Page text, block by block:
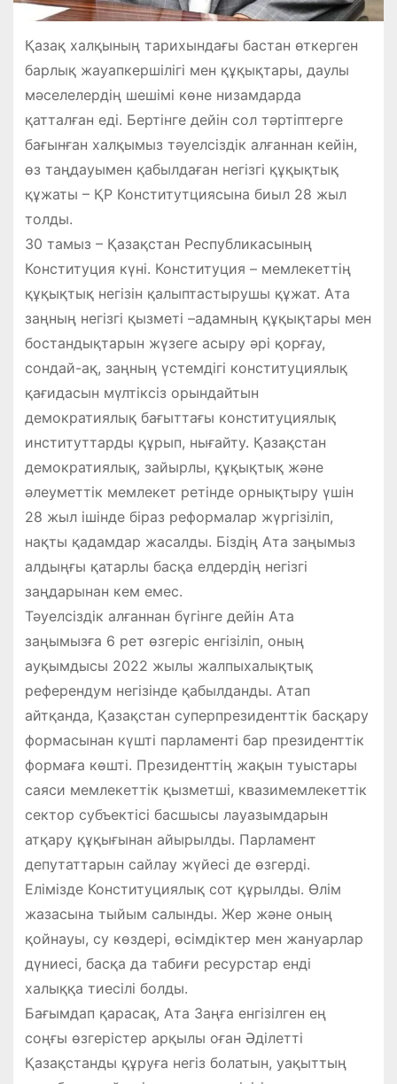
Қазақ халқының тарихындағы бастан өткерген
барлық жауапкершілігі мен құқықтары, даулы
мәселелердің шешімі көне низамдарда
қатталған еді. Бертінге дейін сол тәртіптерге
бағынған халқымыз тәуелсіздік алғаннан кейін,
өз таңдауымен қабылдаған негізгі құқықтық
құжаты – ҚР Конститутциясына биыл 28 жыл
толды.
30 тамыз – Қазақстан Республикасының
Конституция күні. Конституция – мемлекеттің
құқықтық негізін қалыптастырушы құжат. Ата
заңның негізгі қызметі –адамның құқықтары мен
бостандықтарын жүзеге асыру әрі қорғау,
сондай-ақ, заңның үстемдігі конституциялық
қағидасын мүлтіксіз орындайтын
демократиялық бағыттағы конституциялық
институттарды құрып, нығайту. Қазақстан
демократиялық, зайырлы, құқықтық және
әлеуметтік мемлекет ретінде орнықтыру үшін
28 жыл ішінде біраз реформалар жүргізіліп,
нақты қадамдар жасалды. Біздің Ата заңымыз
алдыңғы қатарлы басқа елдердің негізгі
заңдарынан кем емес.
Тәуелсіздік алғаннан бүгінге дейін Ата
заңымызға 6 рет өзгеріс енгізіліп, оның
ауқымдысы 2022 жылы жалпыхалықтық
референдум негізінде қабылданды. Атап
айтқанда, Қазақстан суперпрезиденттік басқару
формасынан күшті парламенті бар президенттік
формаға көшті. Президенттің жақын туыстары
саяси мемлекеттік қызметші, квазимемлекеттік
сектор субъектісі басшысы лауазымдарын
атқару құқығынан айырылды. Парламент
депутаттарын сайлау жүйесі де өзгерді.
Елімізде Конституциялық сот құрылды. Өлім
жазасына тыйым салынды. Жер және оның
қойнауы, су көздері, өсімдіктер мен жануарлар
дүниесі, басқа да табиғи ресурстар енді
халыққа тиесілі болды.
Бағымдап қарасақ, Ата Заңға енгізілген ең
соңғы өзгерістер арқылы оған Әділетті
Қазақстанды құруға негіз болатын, уақыттың